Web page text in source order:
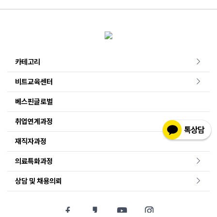
카테고리
비트교육센터
베스핀글로벌
취업연계과정
재직자과정
의료특화과정
상담 및 채용의뢰